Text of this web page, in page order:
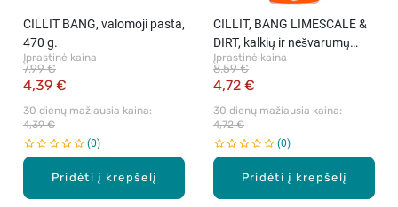
Pridėti į krepšelį
CILLIT BANG, valomoji pasta,
470 g.
Įprastinė kaina
4,39 €
7,99 €
30 dienų mažiausia kaina:
4,39 €
0
Pridėti į krepšelį
CILLIT, BANG LIMESCALE &
DIRT, kalkių ir nešvarumų
valiklis, 750 ml
Įprastinė kaina
4,72 €
8,59 €
30 dienų mažiausia kaina:
4,72 €
0